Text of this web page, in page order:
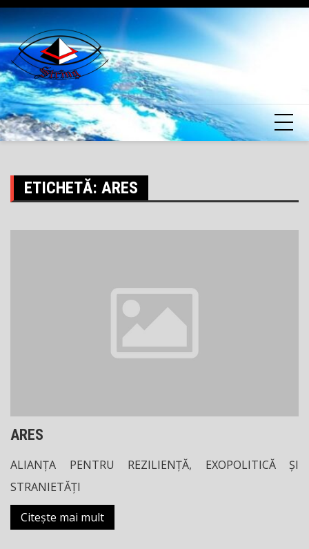
Skip
to
content
ETICHETĂ: ARES
ARES
ALIANȚA PENTRU REZILIENȚĂ, EXOPOLITICĂ ȘI
STRANIETĂȚI
Citește mai mult